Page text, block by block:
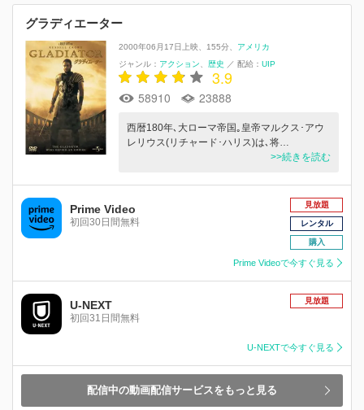
グラディエーター
2000年06月17日上映 155分
アメリカ
ジャンル： アクション 歴史 ／ 配給： UIP
3.9
58910 23888
西暦180年､大ローマ帝国｡皇帝マルクス･アウ
レリウス(リチャード･ハリス)は､将…
>>続きを読む
Prime Video
初回30日間無料
見放題
レンタル
購入
Prime Videoで今すぐ見る
U-NEXT
初回31日間無料
見放題
U-NEXTで今すぐ見る
配信中の動画配信サービスをもっと見る